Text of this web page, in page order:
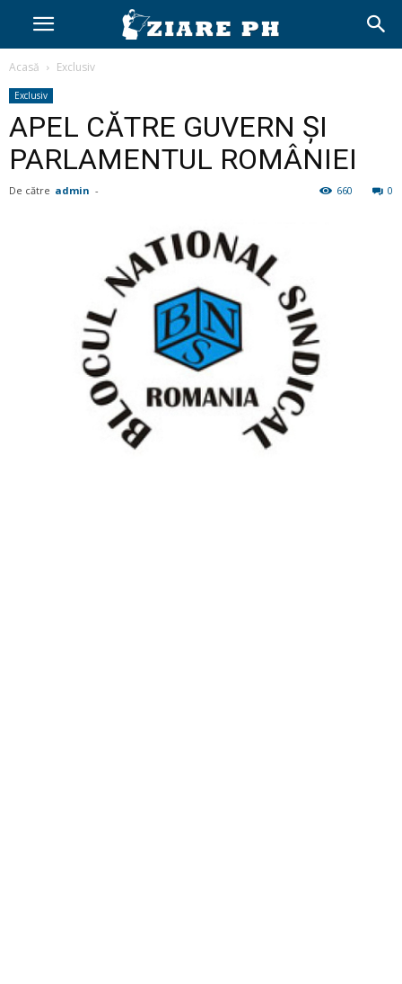
Acasă Exclusiv
Exclusiv
APEL CĂTRE GUVERN ȘI
PARLAMENTUL ROMÂNIEI
De către admin - 0
660